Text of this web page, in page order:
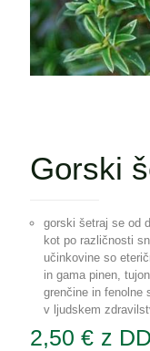
Gorski
gorski šetraj se od
kot po različnosti
učinkovine so
in gama pinen,
grenčine in fenolne
v ljudskem
2,50 € z